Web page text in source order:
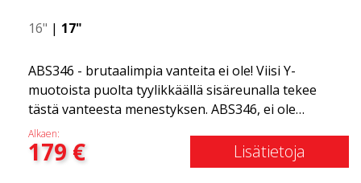
16" | 17"
ABS346 - brutaalimpia vanteita ei ole! Viisi Y-
muotoista puolta tyylikkäällä sisäreunalla tekee
tästä vanteesta menestyksen. ABS346, ei ole
markkinoilla toista vanteen, joka olisi yhtä tyylikäs
samassa hintaluokassa. Superkestävä vanne, joka
kuuluu ABS Luxury Wheels -perheeseen. Jos haluat
Alkaen:
179€ Lisätietoja